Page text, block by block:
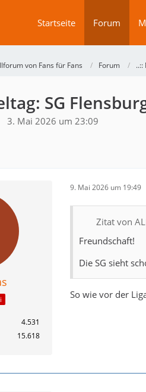
Startseite Forum
von Fans für Fans Forum ..::
SG
3. Mai 2026 um 23:09
4.531
15.618
9. Mai 2026 um 19:49
Zitat von
Freundschaft!
Die SG sieht
So wie vor der